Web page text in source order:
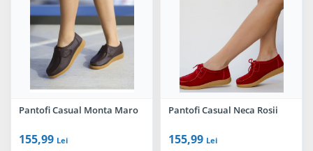
Pantofi Casual Monta Maro
155,99 Lei
Pantofi Casual Neca Rosii
155,99 Lei